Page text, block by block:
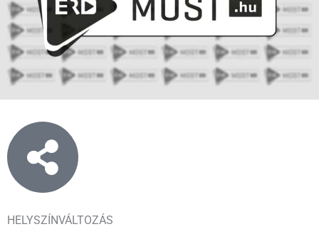
HELYSZÍNVÁLTOZÁS